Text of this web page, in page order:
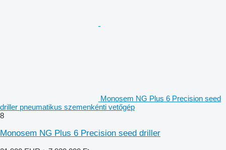
Monosem NG Plus 6 Precision seed
driller pneumatikus szemenkénti vetőgép
8
Monosem NG Plus 6 Precision seed driller